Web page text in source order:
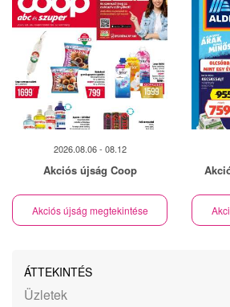
2026.08.06 - 08.12
Akciós újság Coop
Akciós újság megtekintése
ÁTTEKINTÉS
Üzletek